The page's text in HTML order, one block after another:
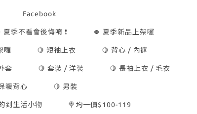
Facebook
夏季不看會後悔唷 ❗ 🍀 夏季新品上架囉
囉 🍋 短袖上衣 🍋 背心 / 內褲
套 🍋 套裝 / 洋裝 🍋 長袖上衣 / 毛衣
暖背心 🍋 男裝
到生活小物 🍭均一價$100-119